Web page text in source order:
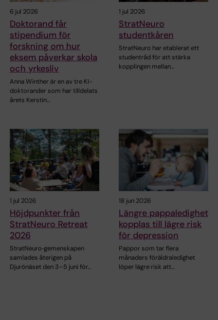
6 jul 2026
Doktorand får
stipendium för
forskning om hur
eksem påverkar skola
och yrkesliv
Anna Winther är en av tre KI-
doktorander som har tilldelats
årets Kerstin…
1 jul 2026
StratNeuro
studentkåren
StratNeuro har etablerat ett
studentråd för att stärka
kopplingen mellan…
1 jul 2026
Höjdpunkter från
StratNeuro Retreat
2026
StratNeuro‑gemenskapen
samlades återigen på
Djurönäset den 3–5 juni för…
18 jun 2026
Längre pappaledighet
kopplas till lägre risk
för depression
Pappor som tar flera
månaders föräldraledighet
löper lägre risk att…